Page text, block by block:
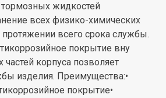
жидкостей
всех физико-химических
всего срока службы.
покрытие вну
корпуса позволяет
изделия. Преимущества:•
покрытие•